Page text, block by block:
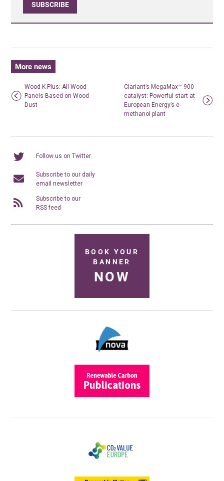
SUBSCRIBE
More news
Wood-K-Plus: All-Wood
Panels Based on Wood
Dust
Clariant’s MegaMax™ 900
catalyst: Powerful start at
European Energy’s e-
methanol plant
Follow us on Twitter
Subscribe to our daily
email newsletter
Subscribe to our
RSS feed
BOOK YOUR
BANNER
NOW